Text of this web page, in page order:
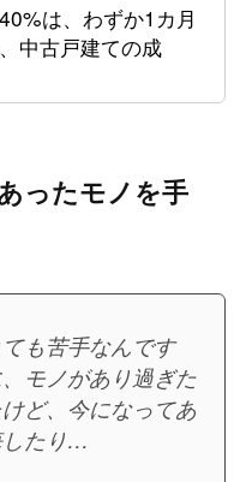
は、わずか1カ月
中古戸建ての成
ったモノを手
も苦手なんです
モノがあり過ぎた
ど、今になってあ
したり…